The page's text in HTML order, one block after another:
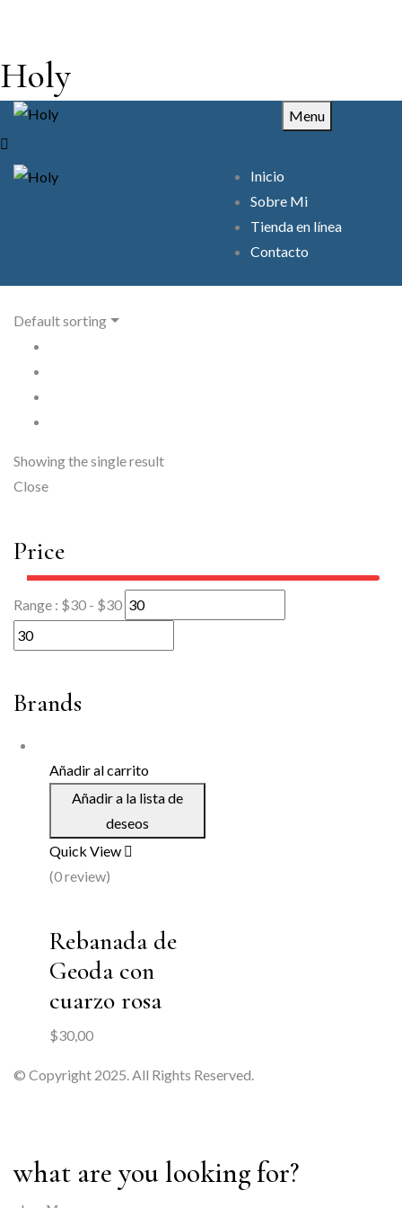
Holy
Menu
Inicio
Sobre Mi
Tienda en línea
Contacto
Default sorting
Showing the single result
Close
Price
Range : $30 - $30
Brands
Añadir al carrito
Añadir a la lista de
deseos
Quick View
(0 review)
Rebanada de
Geoda con
cuarzo rosa
$30,00
© Copyright 2025. All Rights Reserved.
what are you looking for?